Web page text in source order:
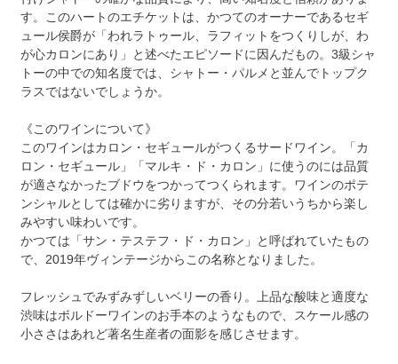
す。このハートのエチケットは、かつてのオーナーであるセギ
ュール侯爵が「われラトゥール、ラフィットをつくりしが、わ
が心カロンにあり」と述べたエピソードに因んだもの。3級シャ
トーの中での知名度では、シャトー・パルメと並んでトップク
ラスではないでしょうか。
《このワインについて》
このワインはカロン・セギュールがつくるサードワイン。「カ
ロン・セギュール」「マルキ・ド・カロン」に使うのには品質
が適さなかったブドウをつかってつくられます。ワインのポテ
ンシャルとしては確かに劣りますが、その分若いうちから楽し
みやすい味わいです。
かつては「サン・テステフ・ド・カロン」と呼ばれていたもの
で、2019年ヴィンテージからこの名称となりました。
フレッシュでみずみずしいベリーの香り。上品な酸味と適度な
渋味はボルドーワインのお手本のようなもので、スケール感の
小ささはあれど著名生産者の面影を感じさせます。